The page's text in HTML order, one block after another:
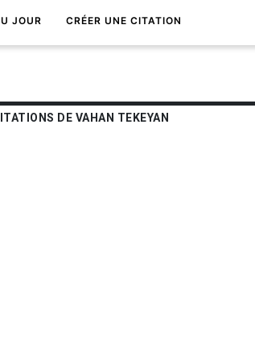
JOUR CRÉER UNE CITATION
DE VAHAN TEKEYAN